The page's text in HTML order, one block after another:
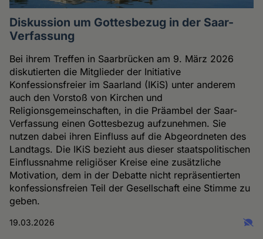
Diskussion um Gottesbezug in der Saar-
Verfassung
Bei ihrem Treffen in Saarbrücken am 9. März 2026
diskutierten die Mitglieder der Initiative
Konfessionsfreier im Saarland (IKiS) unter anderem
auch den Vorstoß von Kirchen und
Religionsgemeinschaften, in die Präambel der Saar-
Verfassung einen Gottesbezug aufzunehmen. Sie
nutzen dabei ihren Einfluss auf die Abgeordneten des
Landtags. Die IKiS bezieht aus dieser staatspolitischen
Einflussnahme religiöser Kreise eine zusätzliche
Motivation, dem in der Debatte nicht repräsentierten
konfessionsfreien Teil der Gesellschaft eine Stimme zu
geben.
19.03.2026